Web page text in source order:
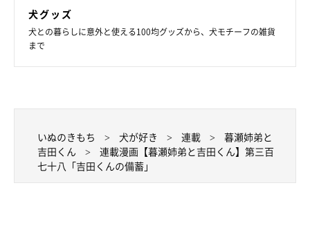
犬グッズ
犬との暮らしに意外と使える100均グッズから、犬モチーフの雑貨
まで
いぬのきもち 犬が好き 連載
暮瀬姉弟と
吉田くん
連載漫画【暮瀬姉弟と吉田くん】第三百
七十八「吉田くんの備蓄」